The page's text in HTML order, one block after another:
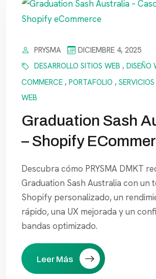
PRYSMA
DICIEMBRE 4, 2025
DESARROLLO SITIOS WEB , DISEÑO
COMMERCE , PORTAFOLIO ,
WEB
Graduation Sash
– Shopify
Descubra cómo PRYSMA DMKT
Graduation Sash Australia con un
Shopify personalizado, un
rápido, una UX mejorada y un
bandas optimizado.
Leer Más